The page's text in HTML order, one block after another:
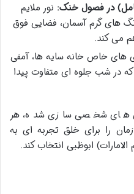
در فصول خنک: نور ملایم
های گرم آسمان، فضایی فوق
می کند.
های خاص خانه سایه ها، آمفی
در شب جلوه ای متفاوت پیدا
های شخصی سازی شده، هر
زمان را برای خلق تجربه ای به
ابوظبی انتخاب کند.